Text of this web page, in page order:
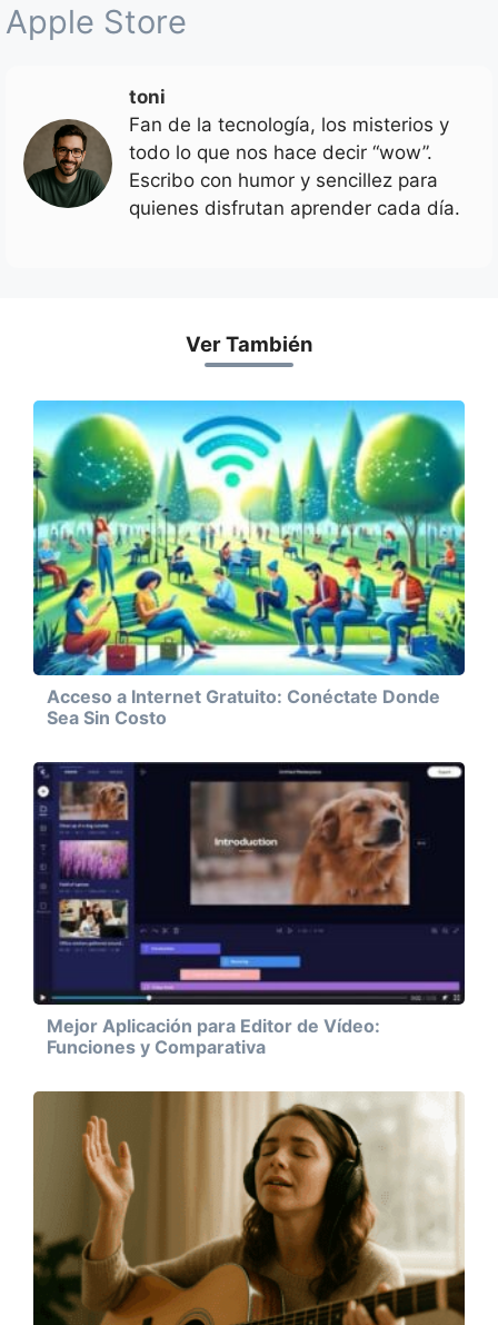
Apple Store
toni
Fan de la tecnología, los misterios y
todo lo que nos hace decir “wow”.
Escribo con humor y sencillez para
quienes disfrutan aprender cada día.
Ver También
Acceso a Internet Gratuito: Conéctate Donde
Sea Sin Costo
Mejor Aplicación para Editor de Vídeo:
Funciones y Comparativa